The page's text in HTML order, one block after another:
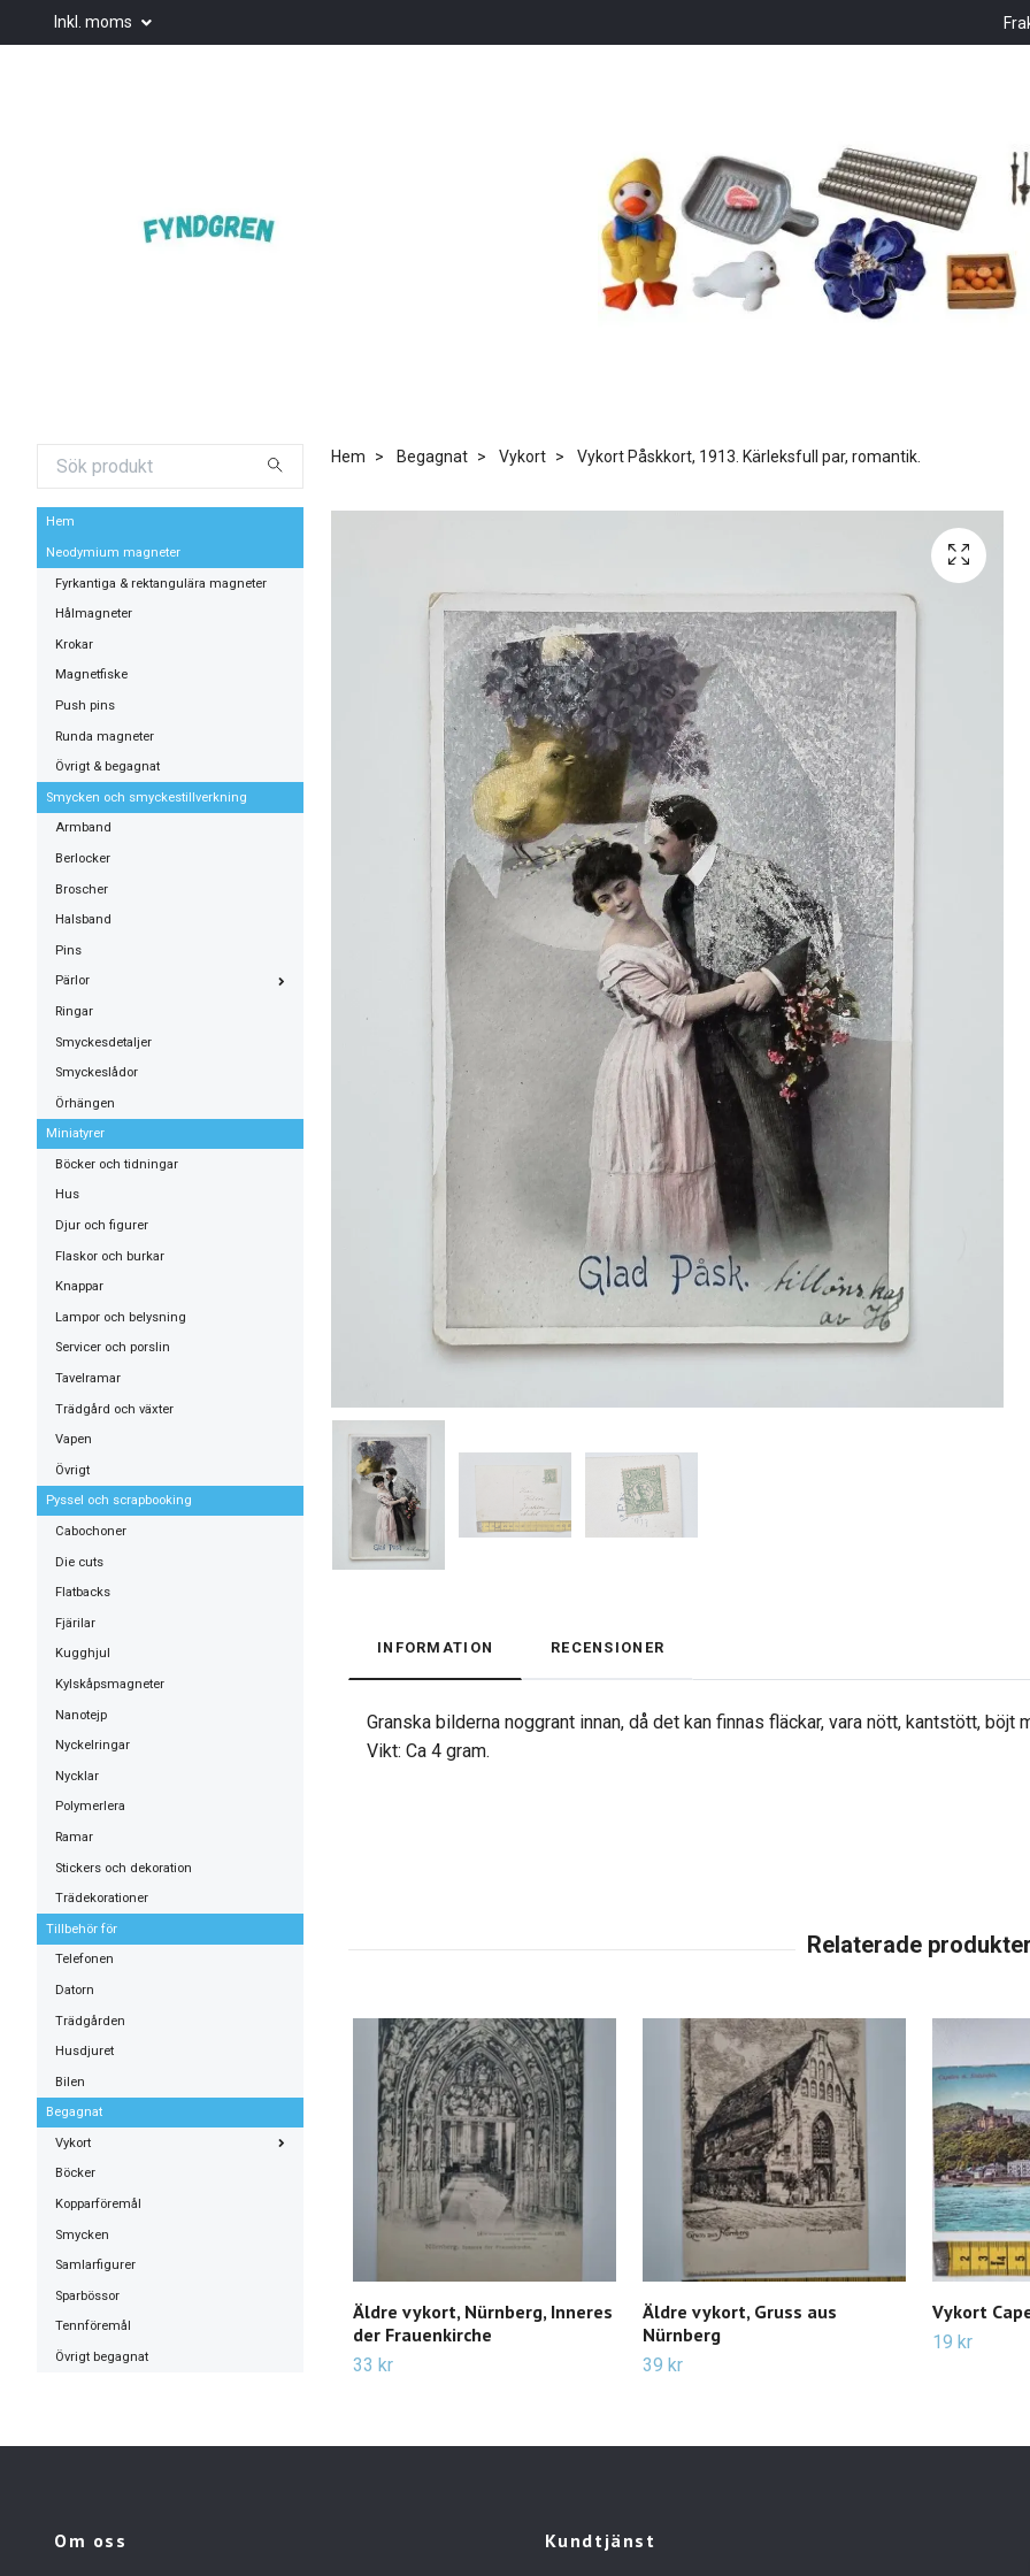
Inkl. moms
Hem
Neodymium magneter
Fyrkantiga & rektangulära magneter
Hålmagneter
Krokar
Magnetfiske
Push pins
Runda magneter
Övrigt & begagnat
Smycken och smyckestillverkning
Armband
Berlocker
Broscher
Halsband
Pins
Pärlor
Ringar
Smyckesdetaljer
Smyckeslådor
Örhängen
Miniatyrer
Böcker och tidningar
Hus
Djur och figurer
Flaskor och burkar
Knappar
Lampor och belysning
Servicer och porslin
Tavelramar
Trädgård och växter
Vapen
Övrigt
Pyssel och scrapbooking
Cabochoner
Die cuts
Flatbacks
Fjärilar
Kugghjul
Kylskåpsmagneter
Nanotejp
Nyckelringar
Nycklar
Polymerlera
Ramar
Stickers och dekoration
Trädekorationer
Tillbehör för
Telefonen
Datorn
Trädgården
Husdjuret
Bilen
Begagnat
Vykort
Böcker
Kopparföremål
Smycken
Samlarfigurer
Sparbössor
Tennföremål
Övrigt begagnat
Hem Begagnat Vykort Vykort Påskkort, 1913. Kärleksfull par, romantik.
INFORMATION RECENSIONER
Granska bilderna noggrant innan, då det kan finnas fläckar, vara nött, kantstött, böjt
Vikt: Ca 4 gram.
Äldre vykort, Nürnberg, Inneres
der Frauenkirche
33 kr
Äldre vykort, Gruss aus
Nürnberg
39 kr
Vykort
19 kr
Om oss Kundtjänst